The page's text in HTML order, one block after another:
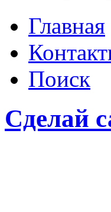
Главная
Поиск
Сделай